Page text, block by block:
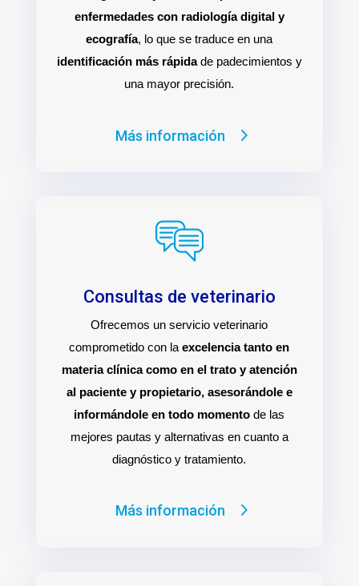
enfermedades con radiología digital y
ecografía, lo que se traduce en una
identificación más rápidade padecimientos y
una mayor precisión.
Más información
Consultas de veterinario
Ofrecemos un servicio veterinario
comprometido con laexcelencia tanto en
materia clínica como en el trato y atención
al paciente y propietario, asesorándole e
informándole en todo momento de las
mejores pautas y alternativas en cuanto a
diagnóstico y tratamiento.
Más información